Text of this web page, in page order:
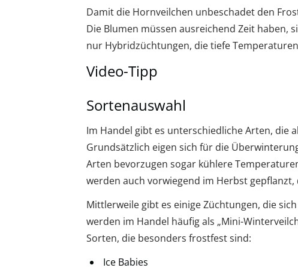
Damit die Hornveilchen unbeschadet den
Die Blumen müssen ausreichend Zeit haben,
nur Hybridzüchtungen, die tiefe
Video-Tipp
Sortenauswahl
Im Handel gibt es unterschiedliche Arten, die
Grundsätzlich eigen sich für die
Arten bevorzugen sogar kühlere
werden auch vorwiegend im Herbst
Mittlerweile gibt es einige Züchtungen, die
werden im Handel häufig als „Mini-
Sorten, die besonders frostfest sind:
Ice Babies